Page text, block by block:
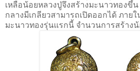
เหลือน้อยหลวงปู่จึงสร้างมะนาวทองขึ้
กลางมีเกลียวสามารถเปิดออกได้ ภายใ
มะนาวทองรุ่นแรกนี้ จำนวนการสร้าง